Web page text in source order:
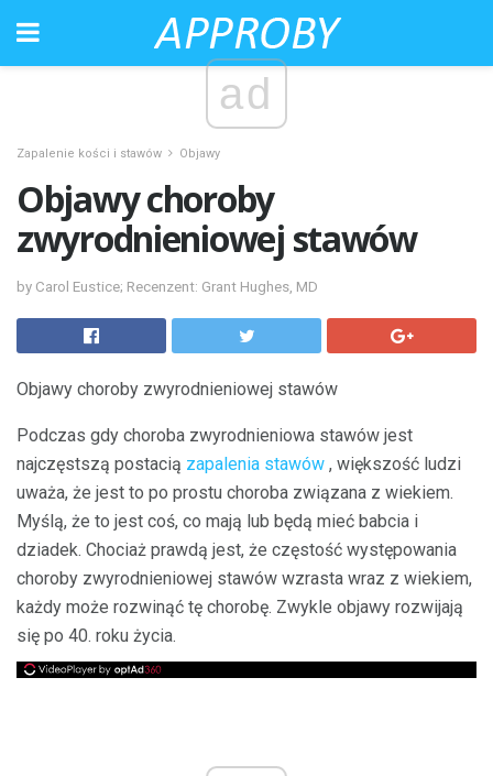
ad
Zapalenie kości i stawów Objawy
Objawy choroby
zwyrodnieniowej stawów
by Carol Eustice; Recenzent: Grant Hughes, MD
Objawy choroby zwyrodnieniowej stawów
Podczas gdy choroba zwyrodnieniowa stawów jest
najczęstszą postacią zapalenia stawów , większość ludzi
uważa, że ​​jest to po prostu choroba związana z wiekiem.
Myślą, że to jest coś, co mają lub będą mieć babcia i
dziadek. Chociaż prawdą jest, że częstość występowania
choroby zwyrodnieniowej stawów wzrasta wraz z wiekiem,
każdy może rozwinąć tę chorobę. Zwykle objawy rozwijają
się po 40. roku życia.